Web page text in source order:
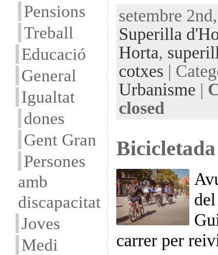
Pensions
Treball
Educació
General
Igualtat
dones
Gent Gran
Persones
amb
discapacitat
Joves
Medi
setembre
Superilla
Horta,
cotxes |
Urbanisme |
closed
carrer per